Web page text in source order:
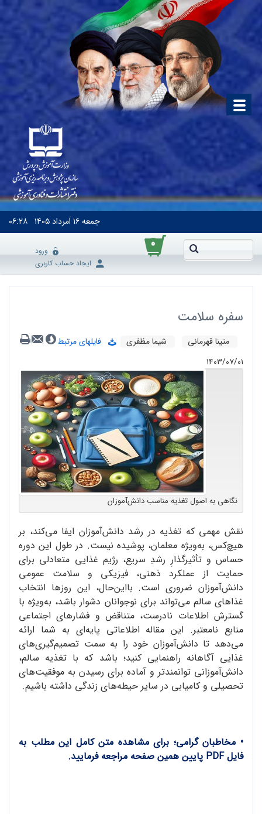
جمعه۱۶ اَمرداد ۱۴۰۵ ۰۶:۲۸
۰
ورود
ایجاد حساب کاربری
سفره سلامت
متینا قهرمانی شیما مظفری
فایلهای مرتبط
۱۴۰۳/۰۷/۰۱
نگاهی به اصول تغذیه مناسب دانش‌آموزان
نقش مهمی که تغذیه در رشد دانش‌آموزان ایفا می‌کند، بر
هیچ‌کس، به‌ویژه معلمان، پوشیده نیست. در طول این دوره
حساس و تأثیرگذارِ رشدِ سریع، رژیم غذایی متعادلی برای
حمایت از عملکرد ذهنی، فیزیکی و سلامت عمومی
دانش‌آموزان ضروری است. بااین‌حال، این روزها انتخاب
غذاهای سالم می‌تواند برای نوجوانان دشوار باشد، به‌ویژه با
گسترش اطلاعات نادرست، متناقض و فشارهای اجتماعی
منابع نامعتبر. این مقاله اطلاعاتی پایه‌ای به شما ارائه
می‌دهد تا دانش‌آموزان خود را به سمت تصمیم‌گیری‌های
غذایی آگاهانه راهنمایی کنید؛ باشد که با تغذیه سالم،
دانش‌آموزانی توانمندتر و آماده برای رسیدن به موفقیت‌های
تحصیلی و کامیابی در سایر حیطه‌های زندگی داشته باشیم.
• مخاطبان گرامی؛ برای مشاهده متن کامل این مطلب به
فایل PDF پایین همین صفحه مراجعه فرمایید.